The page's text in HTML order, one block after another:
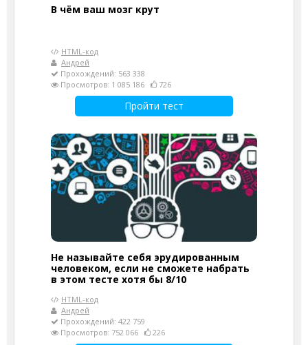
В чём ваш мозг крут
HTML-код
Андрей
Прохождений: 563 338
Просмотров: 1 085 186
726
Пройти тест
Не называйте себя эрудированным
человеком, если не сможете набрать
в этом тесте хотя бы 8/10
HTML-код
Андрей
Прохождений: 422 759
Просмотров: 752 066
226